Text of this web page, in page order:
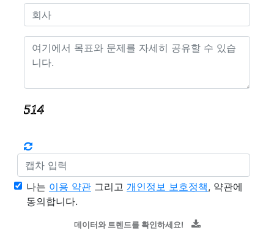
나는 이용 약관 그리고 개인정보 보호정책, 약관에
동의합니다.
데이터와 트렌드를 확인하세요!